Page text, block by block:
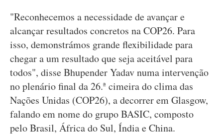
"Reconhecemos a necessidade de avançar e
alcançar resultados concretos na COP26. Para
isso, demonstrámos grande flexibilidade para
chegar a um resultado que seja aceitável para
todos", disse Bhupender Yadav numa intervenção
no plenário final da 26.ª cimeira do clima das
Nações Unidas (COP26), a decorrer em Glasgow,
falando em nome do grupo BASIC, composto
pelo Brasil, África do Sul, Índia e China.